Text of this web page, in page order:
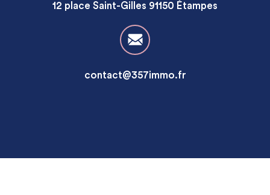
12 place Saint-Gilles 91150 Étampes
contact@357immo.fr